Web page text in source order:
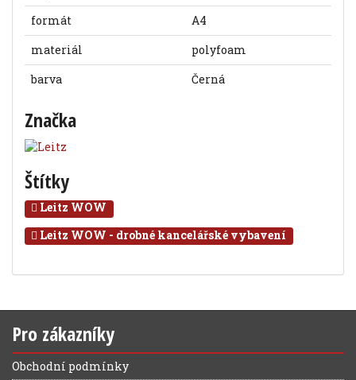
formát
A4
materiál
polyfoam
barva
Černá
Značka
Štítky
Leitz WOW
Leitz WOW - drobné kancelářské vybavení
Pro zákazníky
Obchodní podmínky